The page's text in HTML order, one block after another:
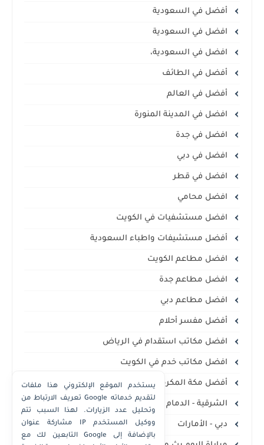
أفضل في السعودية
افضل في السعودية
افضل في السعودية،
أفضل في الطائف
أفضل في العالم
افضل في المدينة المنورة
افضل في جدة
افضل في دبي
افضل في قطر
افضل محامي
افضل مستشفيات في الكويت
أفضل مستشيفات واطباء السعودية
افضل مطاعم الكويت
افضل مطاعم جدة
افضل مطاعم دبي
أفضل مفسر أحلام
افضل مكاتب استقدام في الرياض
افضل مكاتب خدم في الكويت
أفضل مكة المكرمة
الشرقية - الدمام الخبر
دبي - الأمارات
يستخدم الموقع الإلكتروني هذا ملفات
تعريف الارتباط من Google لتقديم خدماته
وتحليل عدد الزيارات. لهذا السبب تتم
مشاركة عنوان IP ووكيل المستخدم
التابعين لك مع Google بالإضافة إلى